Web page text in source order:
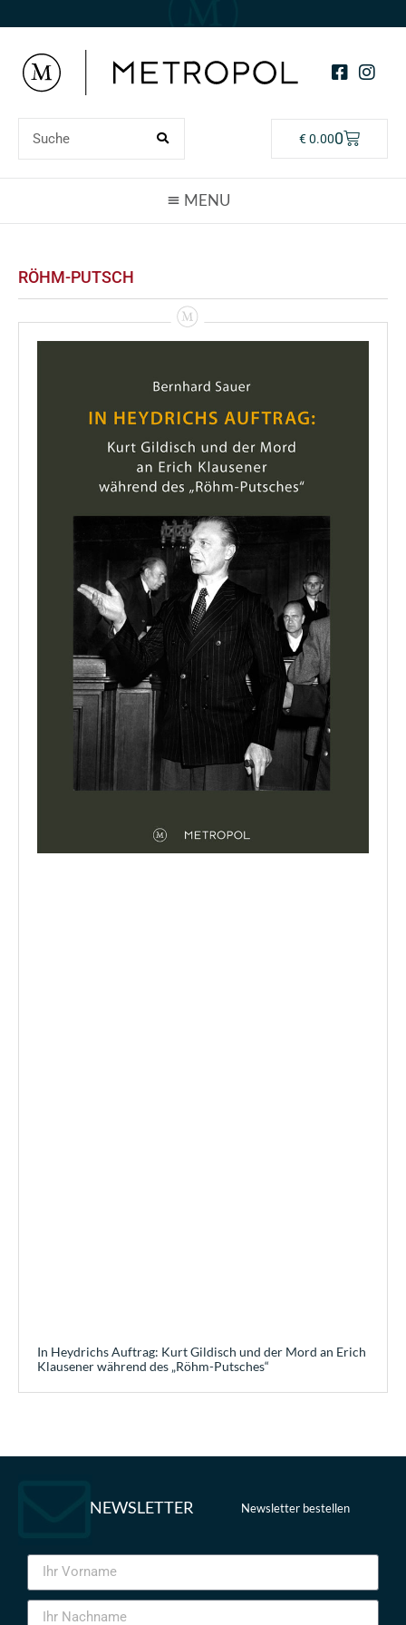
€0.000
RÖHM-PUTSCH
In Heydrichs Auftrag: Kurt Gildisch und der Mord an Erich
Klausener während des „Röhm-Putsches“
NEWSLETTER Newsletter bestellen